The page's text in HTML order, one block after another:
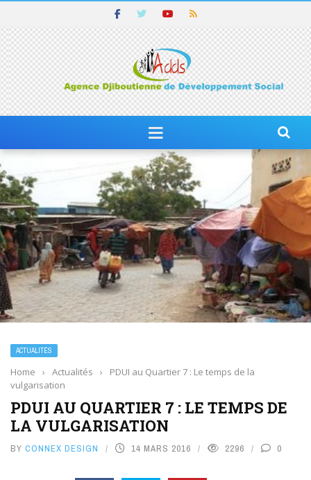
ACTUALITÉS
Home › Actualités ›
PDUI au Quartier 7 : Le temps de la
vulgarisation
PDUI AU QUARTIER 7 : LE TEMPS DE
LA VULGARISATION
BY CONNEX DESIGN 14 MARS 2016 2296 0